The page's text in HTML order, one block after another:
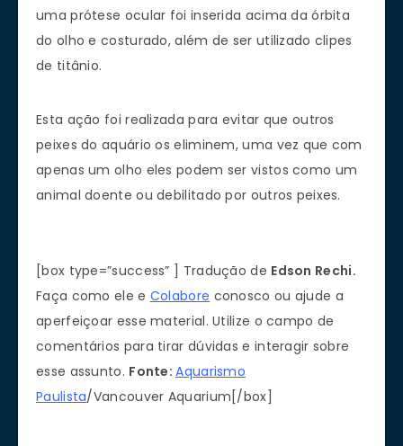
uma prótese ocular foi inserida acima da órbita
do olho e costurado, além de ser utilizado clipes
de titânio.
Esta ação foi realizada para evitar que outros
peixes do aquário os eliminem, uma vez que com
apenas um olho eles podem ser vistos como um
animal doente ou debilitado por outros peixes.
[box type=”success” ] Tradução de Edson Rechi.
Faça como ele e Colabore conosco ou ajude a
aperfeiçoar esse material. Utilize o campo de
comentários para tirar dúvidas e interagir sobre
esse assunto. Fonte:Aquarismo
Paulista/Vancouver Aquarium[/box]